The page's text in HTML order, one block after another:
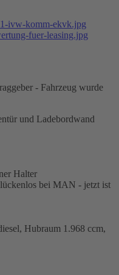
- Fahrzeug wurde
und Ladebordwand
Halter
bei MAN - jetzt ist
Hubraum 1.968 ccm,